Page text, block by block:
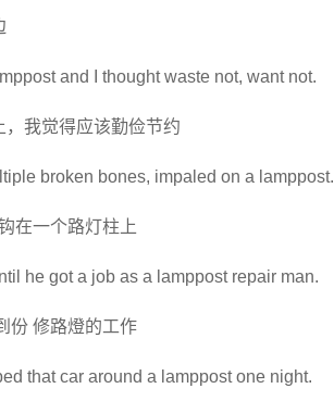
and I thought waste not, want not.
我觉得应该勤俭节约
broken bones, impaled on a lamppost.
在一个路灯柱上
he got a job as a lamppost repair man.
份 修路燈的工作
that car around a lamppost one night.